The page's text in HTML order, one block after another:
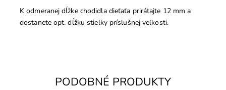
K odmeranej dĺžke chodidla dieťaťa prirátajte 12 mm a
dostanete opt. dĺžku stielky príslušnej veľkosti.
PODOBNÉ PRODUKTY